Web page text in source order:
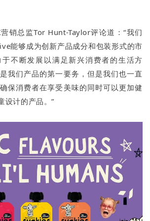
销总监Tor Hunt-Taylor评论道：“我们
能够成为创新产品成分和包装形式的市
不断发展以满足新兴消费者的生活方
我们产品的第一要务，但是我们也一直
保消费者在享受美味的同时可以更加健
设计的产品。”